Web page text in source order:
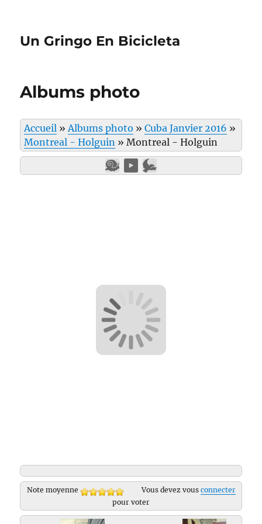
Un Gringo En Bicicleta
Albums photo
Accueil »Albums photo »Cuba Janvier 2016 »
Montreal - Holguin »Montreal - Holguin
Note moyenne Vous devez vous connecter
pour voter